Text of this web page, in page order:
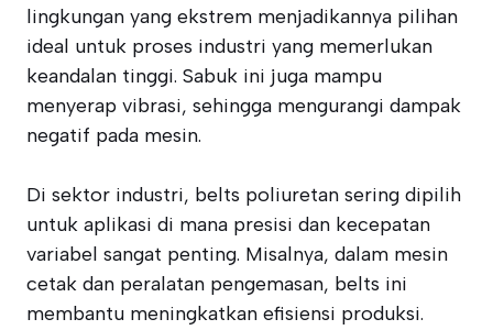
lingkungan yang ekstrem menjadikannya pilihan
ideal untuk proses industri yang memerlukan
keandalan tinggi. Sabuk ini juga mampu
menyerap vibrasi, sehingga mengurangi dampak
negatif pada mesin.
Di sektor industri, belts poliuretan sering dipilih
untuk aplikasi di mana presisi dan kecepatan
variabel sangat penting. Misalnya, dalam mesin
cetak dan peralatan pengemasan, belts ini
membantu meningkatkan efisiensi produksi.